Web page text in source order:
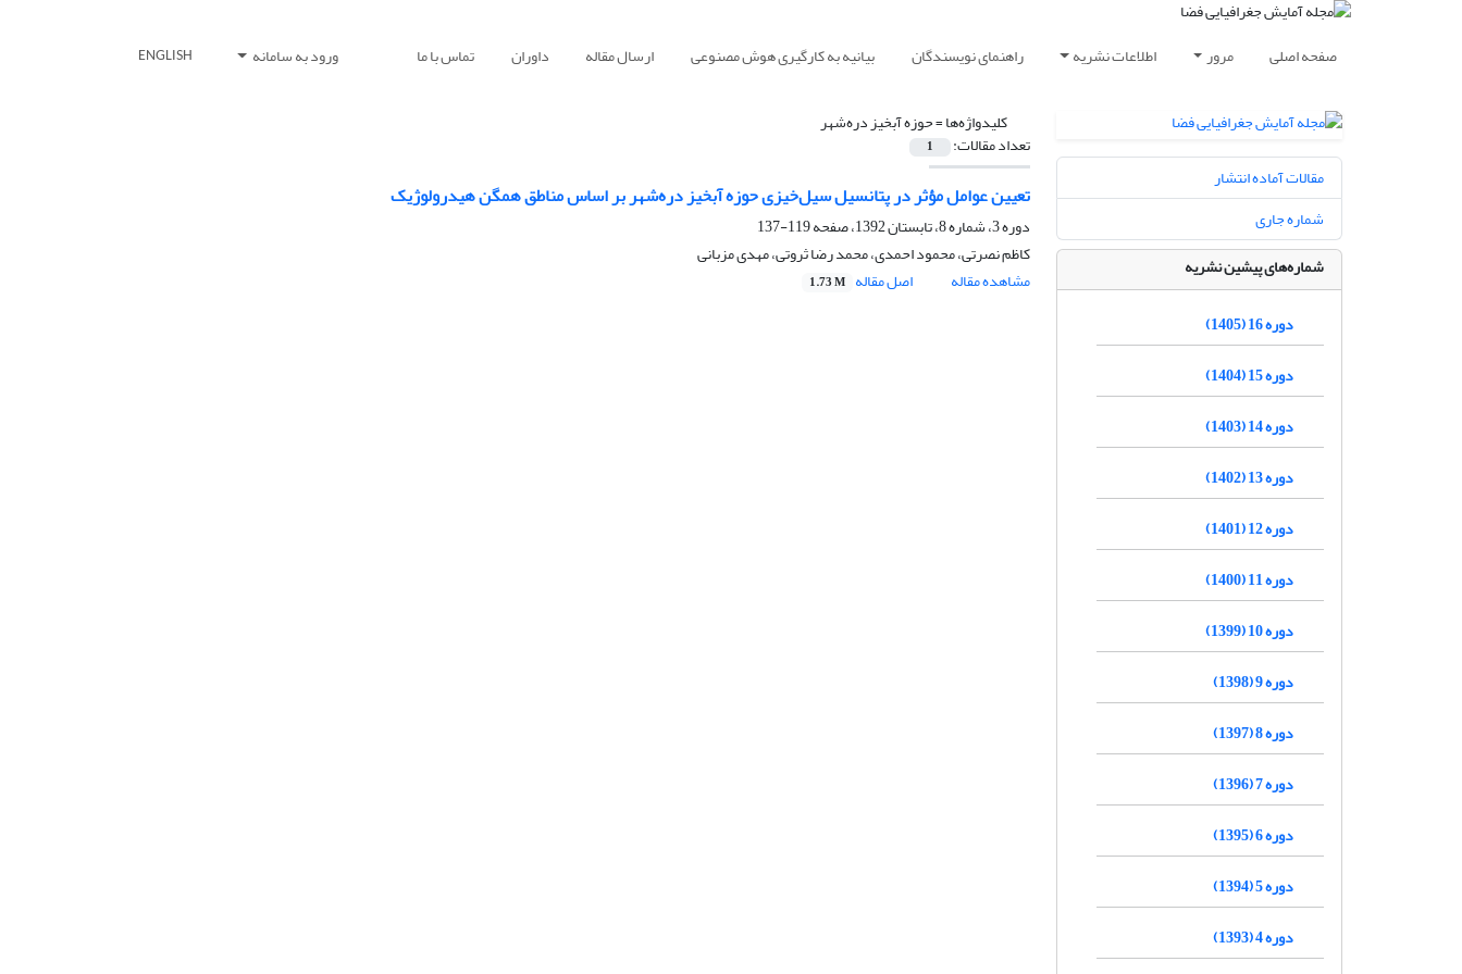
صفحه اصلی مرور اطلاعات نشریه راهنمای نویسندگان بیانیه به کارگیری هوش مصنوعی ارسال مقاله داوران تماس با ما ورود به سامانه ENGLISH
کلیدواژه‌ها =حوزه آبخیز دره‌شهر
تعداد مقالات: 1
تعیین عوامل مؤثر در پتانسیل سیل‌خیزی حوزه آبخیز دره‌شهر بر اساس مناطق همگن هیدرولوژیک
دوره 3، شماره 8، تابستان 1392، صفحه
119-137
کاظم نصرتی، محمود احمدی، محمد رضا ثروتی، مهدی مزبانی
مشاهده مقاله
اصل مقاله 1.73 M
مقالات آماده انتشار
شماره جاری
شماره‌های پیشین نشریه
دوره 16 (1405)
دوره 15 (1404)
دوره 14 (1403)
دوره 13 (1402)
دوره 12 (1401)
دوره 11 (1400)
دوره 10 (1399)
دوره 9 (1398)
دوره 8 (1397)
دوره 7 (1396)
دوره 6 (1395)
دوره 5 (1394)
دوره 4 (1393)